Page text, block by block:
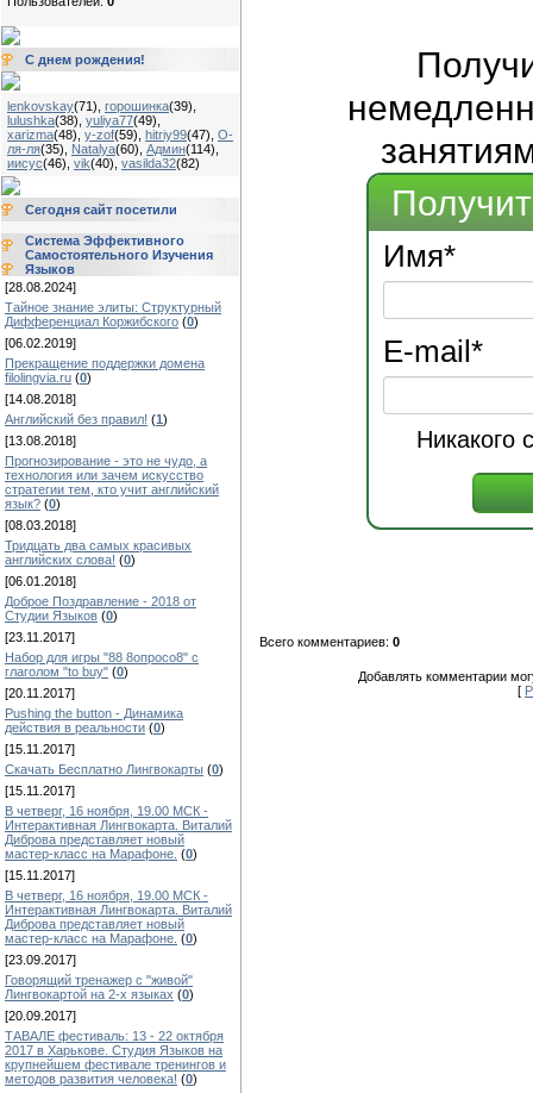
С днем рождения!
lenkovskay(71) горошинка(39)
lulushka(38) yuliya77(49)
xarizma(48) y-zof(59) hitriy99(47) О-
ля-ля(35) Natalya(60) Админ(114)
иисус(46) vik(40) vasilda32(82)
Сегодня сайт посетили
Система Эффективного
Самостоятельного Изучения
Языков
[28.08.2024]
Тайное знание элиты: Структурный
Дифференциал Коржибского (0)
[06.02.2019]
Прекращение поддержки домена
filolingvia.ru (0)
[14.08.2018]
Английский без правил! (1)
[13.08.2018]
Прогнозирование - это не чудо, а
технология или зачем искусство
стратегии тем, кто учит английский
язык? (0)
[08.03.2018]
Тридцать два самых красивых
английских слова! (0)
[06.01.2018]
Доброе Поздравление - 2018 от
Студии Языков (0)
[23.11.2017]
Набор для игры "88 8опросо8" с
глаголом "to buy" (0)
[20.11.2017]
Pushing the button - Динамика
действия в реальности (0)
[15.11.2017]
Скачать Бесплатно Лингвокарты (0)
[15.11.2017]
В четверг, 16 ноября, 19.00 МСК -
Интерактивная Лингвокарта. Виталий
Диброва представляет новый
мастер-класс на Марафоне. (0)
[15.11.2017]
В четверг, 16 ноября, 19.00 МСК -
Интерактивная Лингвокарта. Виталий
Диброва представляет новый
мастер-класс на Марафоне. (0)
[23.09.2017]
Говорящий тренажер с "живой"
Лингвокартой на 2-х языках (0)
[20.09.2017]
ТАВАЛЕ фестиваль: 13 - 22 октября
2017 в Харькове. Студия Языков на
крупнейшем фестивале тренингов и
методов развития человека! (0)
Имя*
E-mail *
Никакого
Всего комментариев: 0
Добавлять комментарии
[